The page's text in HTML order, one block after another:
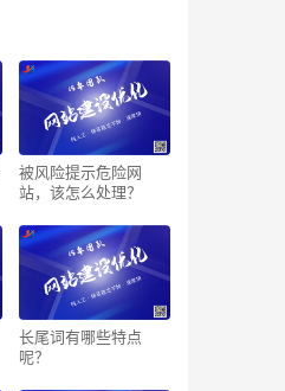
被风险提示危险网
站，该怎么处理？
长尾词有哪些特点
呢？